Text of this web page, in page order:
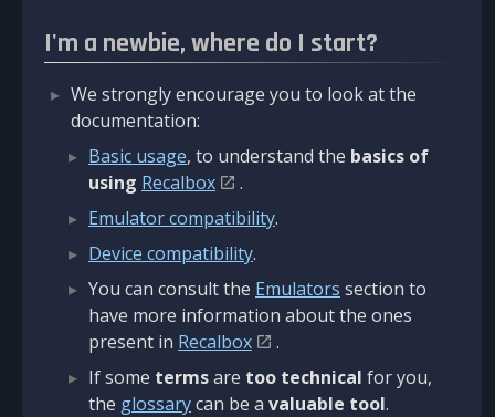
I'm a newbie, where do I start?
We strongly encourage you to look at the
documentation:
Basic usage, to understand the basics of
using Recalbox
.
Emulator compatibility.
Device compatibility.
You can consult the Emulators section to
have more information about the ones
present in Recalbox
.
If some termsare too technical for you,
the glossarycan be a valuable tool.